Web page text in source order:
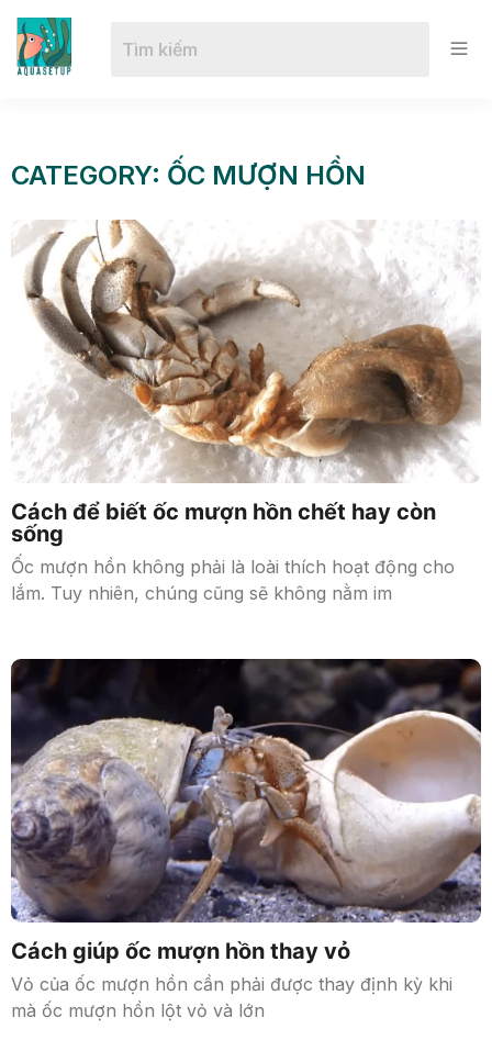
CATEGORY: ỐC MƯỢN HỒN
Cách để biết ốc mượn hồn chết hay còn
sống
Ốc mượn hồn không phải là loài thích hoạt động cho
lắm. Tuy nhiên, chúng cũng sẽ không nằm im
Cách giúp ốc mượn hồn thay vỏ
Vỏ của ốc mượn hồn cần phải được thay định kỳ khi
mà ốc mượn hồn lột vỏ và lớn